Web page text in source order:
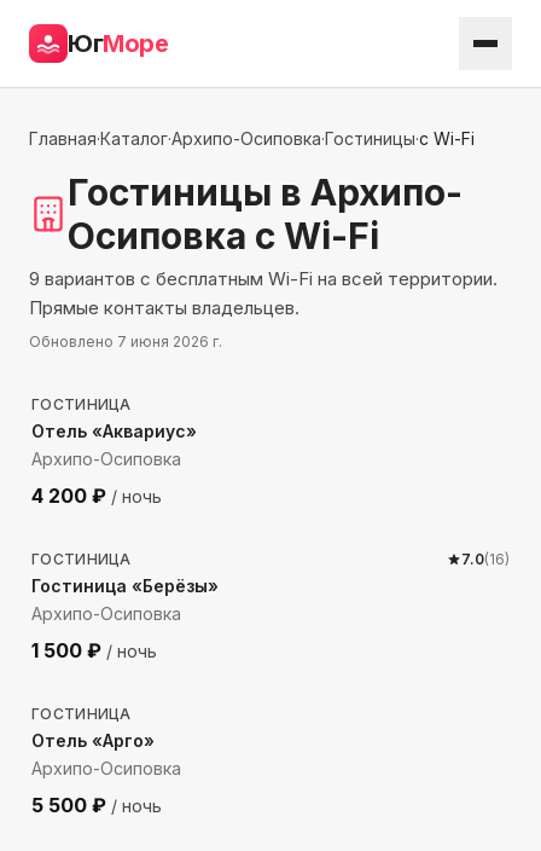
ЮгМоре
Главная·Каталог·Архипо-Осиповка·Гостиницы·с Wi-Fi
Гостиницы в Архипо-
Осиповка с Wi-Fi
9 вариантов с бесплатным Wi-Fi на всей территории.
Прямые контакты владельцев.
Обновлено 7 июня 2026 г.
399 м до моря
ГОСТИНИЦА
Отель «Аквариус»
Архипо-Осиповка
4 200 ₽ / ночь
615м до моря
ГОСТИНИЦА 7.0(16)
Гостиница «Берёзы»
Архипо-Осиповка
1 500 ₽ / ночь
109м до моря
ГОСТИНИЦА
Отель «Арго»
Архипо-Осиповка
5 500 ₽ / ночь
305м до моря